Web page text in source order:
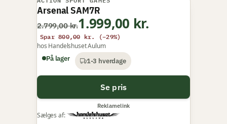
TILBUD
VI ANBEFALER
Arsenal SAM7R
2.799,00 kr.1.999,00 kr.
Spar 800,00 kr. (−29%)
hos Handelshuset Aulum
På lager
1-3 hverdage
Se pris
Reklamelink
Sælges af: